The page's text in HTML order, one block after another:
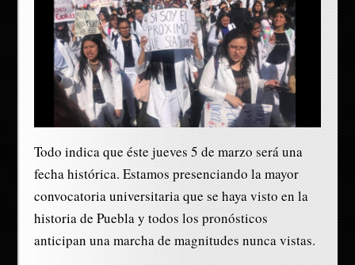
Todo indica que éste jueves 5 de marzo será una
fecha histórica. Estamos presenciando la mayor
convocatoria universitaria que se haya visto en la
historia de Puebla y todos los pronósticos
anticipan una marcha de magnitudes nunca vistas.